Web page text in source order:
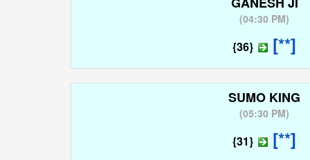
(04:30 PM)
{36} [**]
SUMO KING
(05:30 PM)
{31} [**]